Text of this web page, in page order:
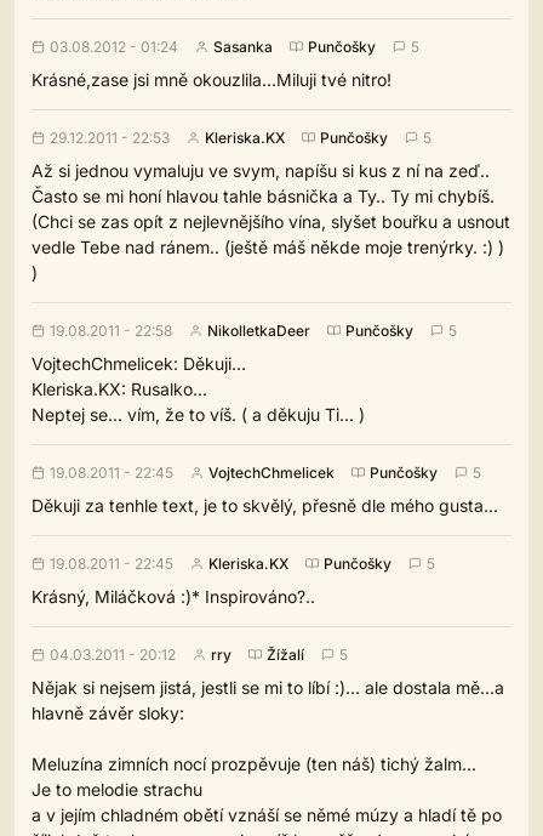
03.08.2012 - 01:24 Sasanka Punčošky 5
Krásné,zase jsi mně okouzlila...Miluji tvé nitro!
29.12.2011 - 22:53 Kleriska.KX Punčošky 5
Až si jednou vymaluju ve svym, napíšu si kus z ní na zeď..
Často se mi honí hlavou tahle básnička a Ty.. Ty mi chybíš.
(Chci se zas opít z nejlevnějšího vína, slyšet bouřku a usnout
vedle Tebe nad ránem.. (ještě máš někde moje trenýrky. :) )
)
19.08.2011 - 22:58 NikolletkaDeer Punčošky 5
VojtechChmelicek: Děkuji...
Kleriska.KX: Rusalko...
Neptej se... vím, že to víš. ( a děkuju Ti... )
19.08.2011 - 22:45 VojtechChmelicek Punčošky 5
Děkuji za tenhle text, je to skvělý, přesně dle mého gusta...
19.08.2011 - 22:45 Kleriska.KX Punčošky 5
Krásný, Miláčková :)* Inspirováno?..
04.03.2011 - 20:12 rry Žížalí 5
Nějak si nejsem jistá, jestli se mi to líbí :)... ale dostala mě...a
hlavně závěr sloky:
Meluzína zimních nocí prozpěvuje (ten náš) tichý žalm...
Je to melodie strachu
a v jejím chladném obětí vznáší se němé múzy a hladí tě po